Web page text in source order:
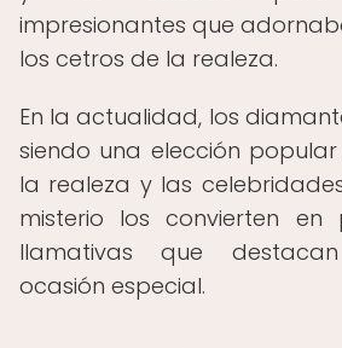
impresionantes que
los cetros de la realeza.
En la actualidad, los
siendo una elección
la realeza y las
misterio los convierten en
llamativas que
ocasión especial.